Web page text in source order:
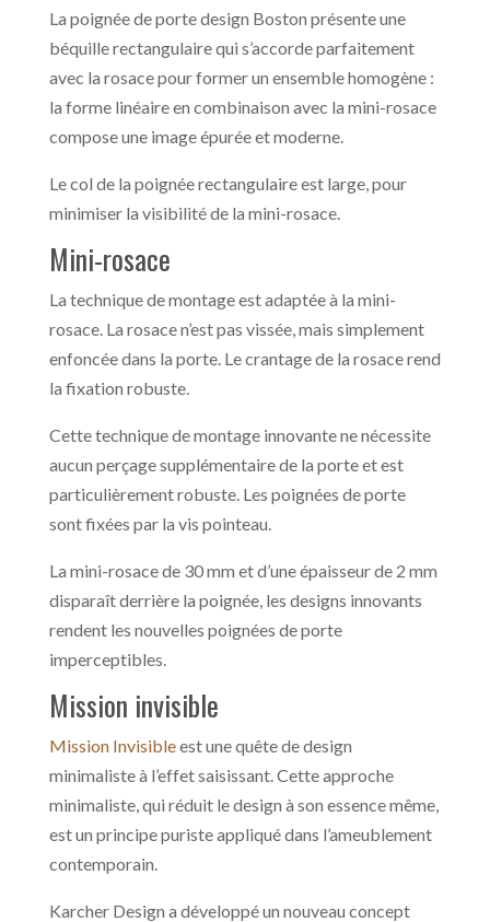
La poignée de porte design Boston présente une
béquille rectangulaire qui s’accorde parfaitement
avec la rosace pour former un ensemble homogène :
la forme linéaire en combinaison avec la mini-rosace
compose une image épurée et moderne.
Le col de la poignée rectangulaire est large, pour
minimiser la visibilité de la mini-rosace.
Mini-rosace
La technique de montage est adaptée à la mini-
rosace. La rosace n’est pas vissée, mais simplement
enfoncée dans la porte. Le crantage de la rosace rend
la fixation robuste.
Cette technique de montage innovante ne nécessite
aucun perçage supplémentaire de la porte et est
particulièrement robuste. Les poignées de porte
sont fixées par la vis pointeau.
La mini-rosace de 30 mm et d’une épaisseur de 2 mm
disparaît derrière la poignée, les designs innovants
rendent les nouvelles poignées de porte
imperceptibles.
Mission invisible
Mission Invisibleest une quête de design
minimaliste à l’effet saisissant. Cette approche
minimaliste, qui réduit le design à son essence même,
est un principe puriste appliqué dans l’ameublement
contemporain.
Karcher Design a développé un nouveau concept